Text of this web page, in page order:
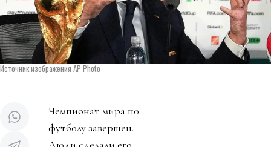
Источник изображения AP Photo
Чемпионат мира по
футболу завершен.
Люди сделали его